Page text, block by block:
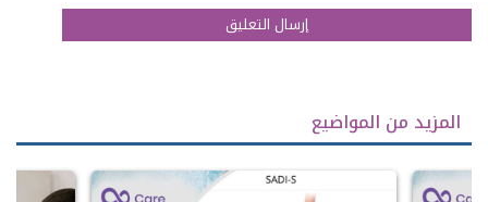
المزيد من المواضيع